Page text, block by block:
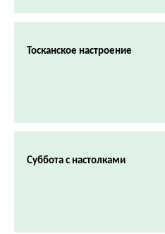
Тосканское настроение
Суббота с настолками